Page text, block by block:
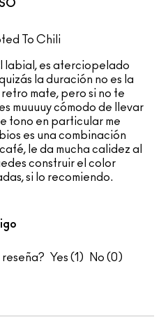
To Chili
labial, es aterciopelado
la duración no es la
retro mate, pero si no te
muuuuy cómodo de llevar
tono en particular me
es una combinación
le da mucha calidez al
construir el color
si lo recomiendo.
1 0